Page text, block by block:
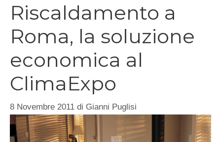
Riscaldamento a
Roma, la soluzione
economica al
ClimaExpo
8 Novembre 2011 di Gianni Puglisi